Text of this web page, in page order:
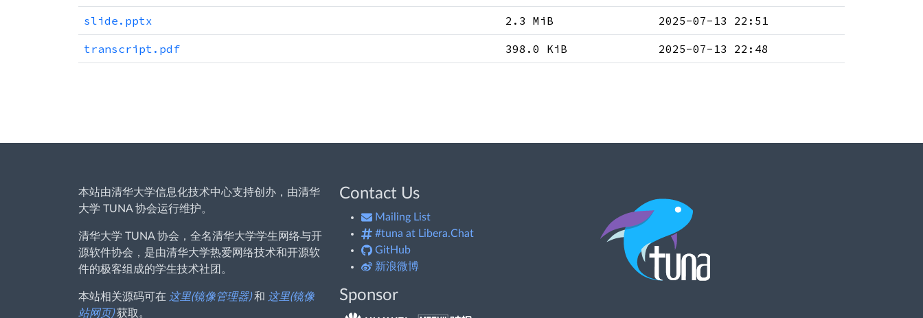
slide.pptx 2.3 MiB 2025-07-13 22:51
transcript.pdf 398.0 KiB 2025-07-13 22:48
本站由清华大学信息化技术中心支持创办，由清华
大学 TUNA 协会运行维护。
清华大学 TUNA 协会，全名清华大学学生网络与开
源软件协会，是由清华大学热爱网络技术和开源软
件的极客组成的学生技术社团。
本站相关源码可在 这里(镜像管理器)和 这里(镜像
站网页)获取。
Contact Us
Mailing List
#tuna at Libera.Chat
GitHub
新浪微博
Sponsor